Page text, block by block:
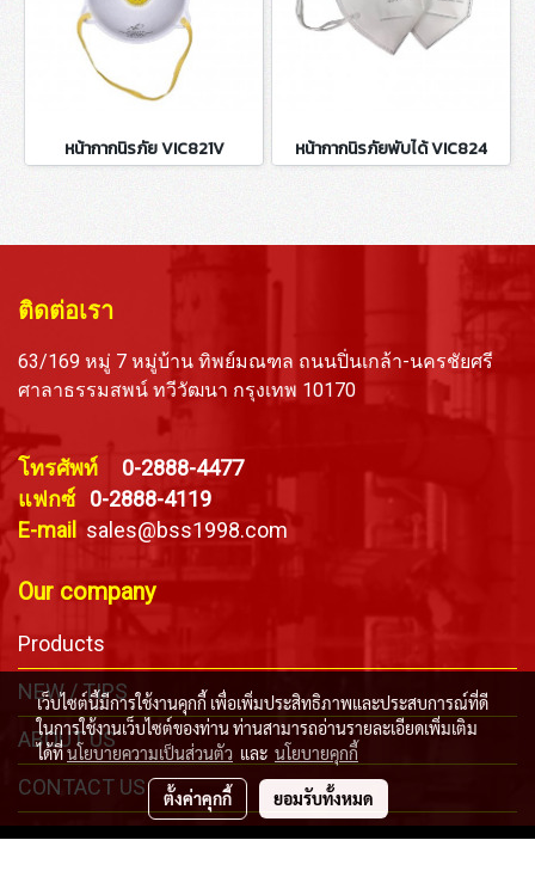
หน้ากากนิรภัย VIC821V หน้ากากนิรภัยพับได้ VIC824
ติดต่อเรา
63/169 หมู่ 7 หมู่บ้าน ทิพย์มณฑล ถนนปิ่นเกล้า-นครชัยศรี
ศาลาธรรมสพน์ ทวีวัฒนา กรุงเทพ 10170
โทรศัพท์ 0-2888-4477
แฟกซ์ 0-2888-4119
E-mail
sales@bss1998.com
Our company
Products
NEW / TIPS
ABOUT US
CONTACT US
เว็บไซต์นี้มีการใช้งานคุกกี้ เพื่อเพิ่มประสิทธิภาพและประสบการณ์ที่ดี
ในการใช้งานเว็บไซต์ของท่าน ท่านสามารถอ่านรายละเอียดเพิ่มเติม
ได้ที่นโยบายความเป็นส่วนตัว และ นโยบายคุกกี้
ตั้งค่าคุกกี้ ยอมรับทั้งหมด